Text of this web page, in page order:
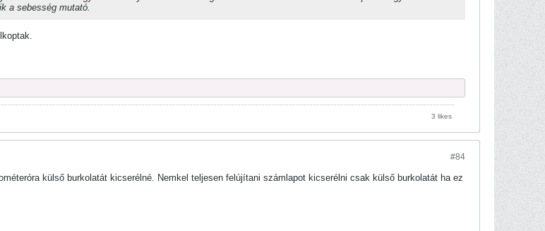
a sebesség mutató.
3 likes
#84
külső burkolatát kicserélné. Nemkel teljesen felújítani számlapot kicserélni csak külső burkolatát ha ez